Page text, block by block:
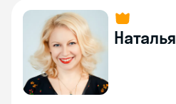
Наталья